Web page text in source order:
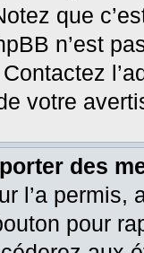
que
n’est
votre
des
l’a
pour